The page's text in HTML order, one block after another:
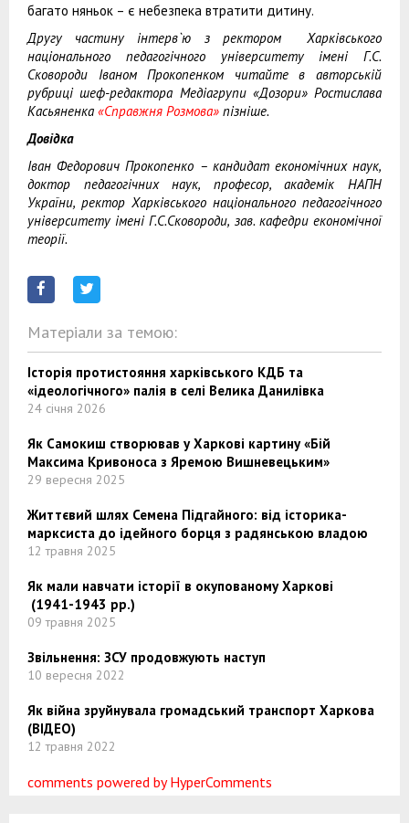
багато няньок – є небезпека втратити дитину.
Другу частину інтерв`ю з ректором Харківського
національного педагогічного університету імені Г.С.
Сковороди Іваном Прокопенком читайте в авторській
рубриці шеф-редактора Медіагрупи «Дозори» Ростислава
Касьяненка «Справжня Розмова» пізніше.
Довідка
Іван Федорович Прокопенко – кандидат економічних наук,
доктор педагогічних наук, професор, академік НАПН
України, ректор Харківського національного педагогічного
університету імені Г.С.Сковороди, зав. кафедри економічної
теорії.
Матеріали за темою:
Історія протистояння харківського КДБ та
«ідеологічного» палія в селі Велика Данилівка
24 січня 2026
Як Самокиш створював у Харкові картину «Бій
Максима Кривоноса з Яремою Вишневецьким»
29 вересня 2025
Життєвий шлях Семена Підгайного: від історика-
марксиста до ідейного борця з радянською владою
12 травня 2025
Як мали навчати історії в окупованому Харкові
(1941-1943 рр.)
09 травня 2025
Звільнення: ЗСУ продовжують наступ
10 вересня 2022
Як війна зруйнувала громадський транспорт Харкова
(ВІДЕО)
12 травня 2022
comments powered by HyperComments